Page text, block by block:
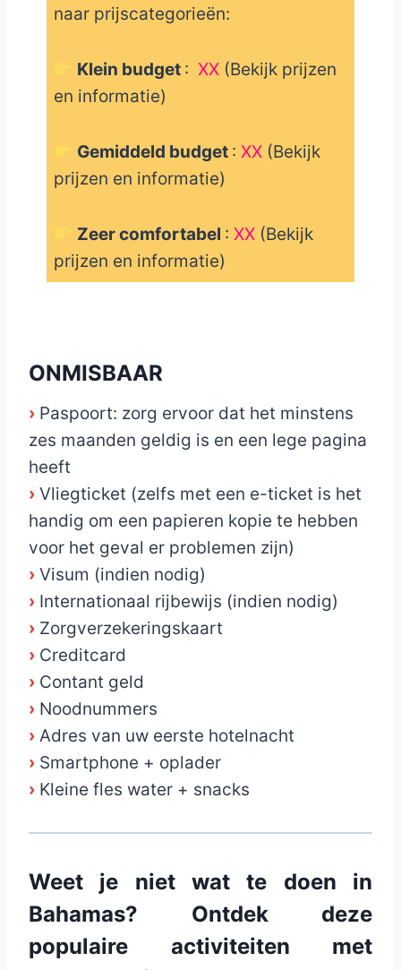
naar prijscategorieën:
Klein budget : XX(Bekijk prijzen
en informatie)
Gemiddeld budget : XX(Bekijk
prijzen en informatie)
Zeer comfortabel : XX(Bekijk
prijzen en informatie)
ONMISBAAR
› Paspoort: zorg ervoor dat het minstens
zes maanden geldig is en een lege pagina
heeft
› Vliegticket (zelfs met een e-ticket is het
handig om een papieren kopie te hebben
voor het geval er problemen zijn)
› Visum (indien nodig)
› Internationaal rijbewijs (indien nodig)
› Zorgverzekeringskaart
› Creditcard
› Contant geld
› Noodnummers
› Adres van uw eerste hotelnacht
› Smartphone + oplader
› Kleine fles water + snacks
Weet je niet wat te doen in
Bahamas? Ontdek deze
populaire activiteiten met